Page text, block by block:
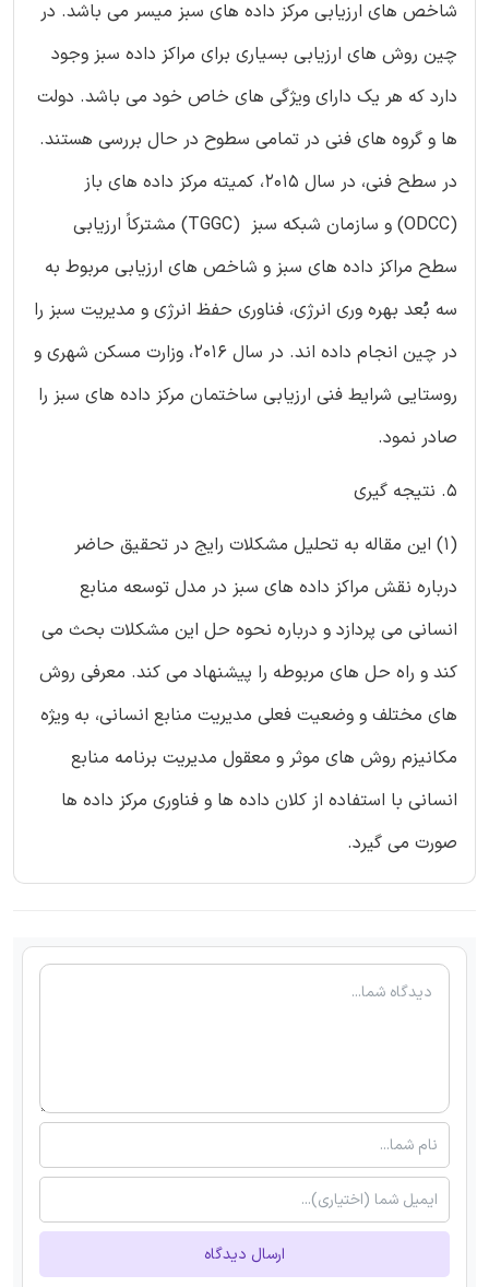
شاخص های ارزیابی مرکز داده های سبز میسر می باشد. در
چین روش های ارزیابی بسیاری برای مراکز داده سبز وجود
دارد که هر یک دارای ویژگی های خاص خود می باشد. دولت
ها و گروه های فنی در تمامی سطوح در حال بررسی هستند.
در سطح فنی، در سال ۲۰۱۵، کمیته مرکز داده های باز
(ODCC) و سازمان شبکه سبز (TGGC) مشترکاً ارزیابی
سطح مراکز داده های سبز و شاخص های ارزیابی مربوط به
سه بُعد بهره وری انرژی، فناوری حفظ انرژی و مدیریت سبز را
در چین انجام داده اند. در سال ۲۰۱۶، وزارت مسکن شهری و
روستایی شرایط فنی ارزیابی ساختمان مرکز داده های سبز را
صادر نمود.
۵. نتیجه گیری
(۱) این مقاله به تحلیل مشکلات رایج در تحقیق حاضر
درباره نقش مراکز داده های سبز در مدل توسعه منابع
انسانی می پردازد و درباره نحوه حل این مشکلات بحث می
کند و راه حل های مربوطه را پیشنهاد می کند. معرفی روش
های مختلف و وضعیت فعلی مدیریت منابع انسانی، به ویژه
مکانیزم روش های موثر و معقول مدیریت برنامه منابع
انسانی با استفاده از کلان داده ها و فناوری مرکز داده ها
صورت می گیرد.
ارسال دیدگاه